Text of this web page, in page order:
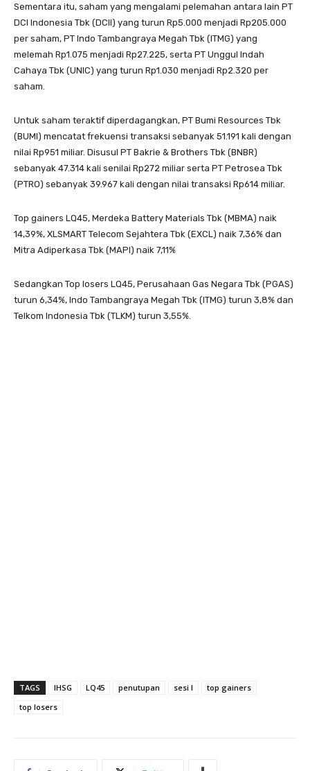
Sementara itu, saham yang mengalami pelemahan antara lain PT
DCI Indonesia Tbk (DCII) yang turun Rp5.000 menjadi Rp205.000
per saham, PT Indo Tambangraya Megah Tbk (ITMG) yang
melemah Rp1.075 menjadi Rp27.225, serta PT Unggul Indah
Cahaya Tbk (UNIC) yang turun Rp1.030 menjadi Rp2.320 per
saham.
Untuk saham teraktif diperdagangkan, PT Bumi Resources Tbk
(BUMI) mencatat frekuensi transaksi sebanyak 51.191 kali dengan
nilai Rp951 miliar. Disusul PT Bakrie & Brothers Tbk (BNBR)
sebanyak 47.314 kali senilai Rp272 miliar serta PT Petrosea Tbk
(PTRO) sebanyak 39.967 kali dengan nilai transaksi Rp614 miliar.
Top gainers LQ45, Merdeka Battery Materials Tbk (MBMA) naik
14,39%, XLSMART Telecom Sejahtera Tbk (EXCL) naik 7,36% dan
Mitra Adiperkasa Tbk (MAPI) naik 7,11%
Sedangkan Top losers LQ45, Perusahaan Gas Negara Tbk (PGAS)
turun 6,34%, Indo Tambangraya Megah Tbk (ITMG) turun 3,8% dan
Telkom Indonesia Tbk (TLKM) turun 3,55%.
TAGS IHSG LQ45 penutupan sesi I
top gainers
top losers